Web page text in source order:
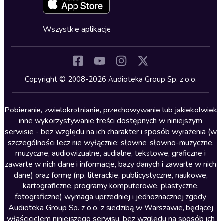
Kryminały
Lektury szkolne
Literatura anglojęzyczna
Literatura faktu
Literatura obyczajowa
Literatura piękna obca
Literatura piękna polska
Nagrania relaksacyjne
Nauka języków
Cykle audiobooków
Wszystkie aplikacje
Copyright © 2008-2026 Audioteka Group Sp. z o.o.
Pobieranie, zwielokrotnianie, przechowywanie lub jakiekolwiek
inne wykorzystywanie treści dostępnych w niniejszym
serwisie - bez względu na ich charakter i sposób wyrażenia (w
szczególności lecz nie wyłącznie: słowne, słowno-muzyczne,
muzyczne, audiowizualne, audialne, tekstowe, graficzne i
zawarte w nich dane i informacje, bazy danych i zawarte w nich
dane) oraz formę (np. literackie, publicystyczne, naukowe,
kartograficzne, programy komputerowe, plastyczne,
fotograficzne) wymaga uprzedniej i jednoznacznej zgody
Audioteka Group Sp. z o.o. z siedzibą w Warszawie, będącej
właścicielem niniejszego serwisu, bez względu na sposób ich